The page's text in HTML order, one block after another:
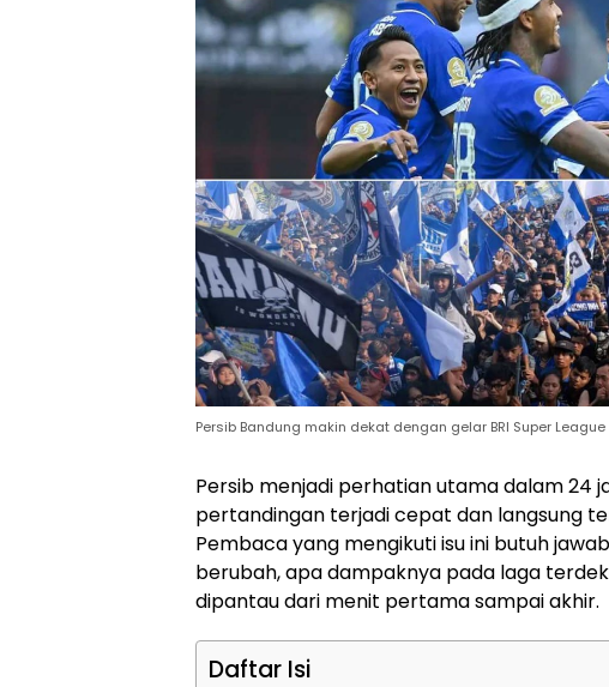
Persib Bandung makin dekat dengan gelar BRI Super
Persib menjadi perhatian utama dalam 24
pertandingan terjadi cepat dan langsung
Pembaca yang mengikuti isu ini butuh
berubah, apa dampaknya pada laga
dipantau dari menit pertama sampai akhir.
Daftar Isi